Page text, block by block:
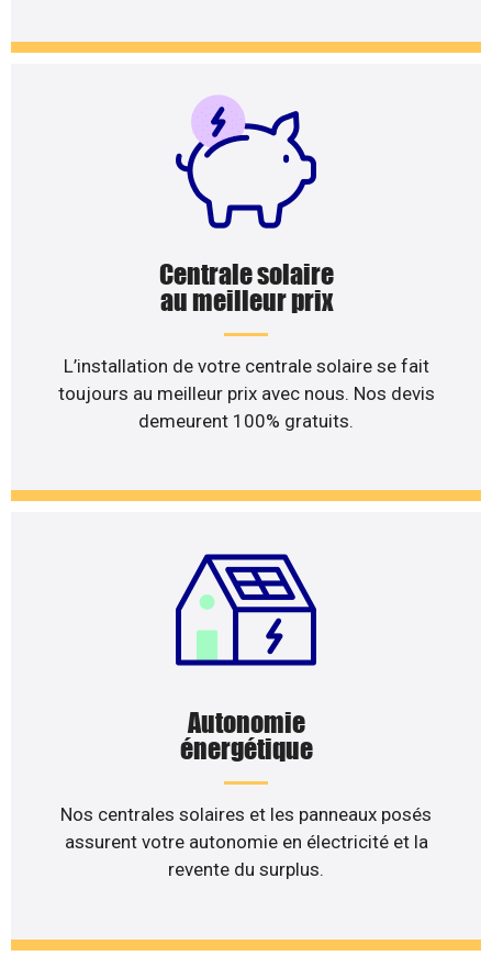
Centrale solaire
au meilleur prix
L’installation de votre centrale solaire se fait
toujours au meilleur prix avec nous. Nos devis
demeurent 100% gratuits.
Autonomie
énergétique
Nos centrales solaires et les panneaux posés
assurent votre autonomie en électricité et la
revente du surplus.